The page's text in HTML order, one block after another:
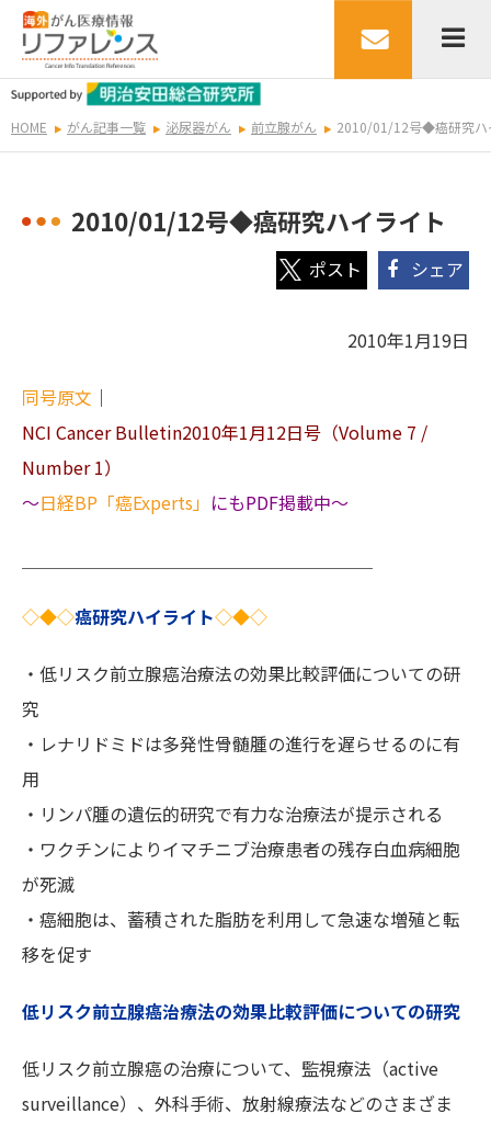
HOME がん記事一覧 泌尿器がん 前立腺がん 2010/01/12号◆癌研究ハ
2010/01/12号◆癌研究ハイライト
シェア
2010年1月19日
同号原文 ｜
NCI Cancer Bulletin2010年1月12日号（Volume 7 /
Number 1）
〜日経BP「癌Experts」 にもPDF掲載中〜
◇◆◇癌研究ハイライト◇◆◇
・低リスク前立腺癌治療法の効果比較評価についての研
究
・レナリドミドは多発性骨髄腫の進行を遅らせるのに有
用
・リンパ腫の遺伝的研究で有力な治療法が提示される
・ワクチンによりイマチニブ治療患者の残存白血病細胞
が死滅
・癌細胞は、蓄積された脂肪を利用して急速な増殖と転
移を促す
低リスク前立腺癌治療法の効果比較評価についての研究
低リスク前立腺癌の治療について、監視療法（active
surveillance）、外科手術、放射線療法などのさまざま